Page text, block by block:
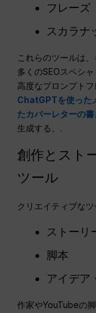
フレーズ
スカラナ
これらのツールは
多くのSEOスペシ
高度なプロンプト
ChatGPTを使った
たカバーレターの
生成する。.
創作とスト
ツール
クリエイティブな
ストーリ
脚本
アイデア
作家やYouTubeの